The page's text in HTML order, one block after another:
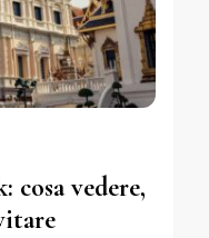
cosa vedere,